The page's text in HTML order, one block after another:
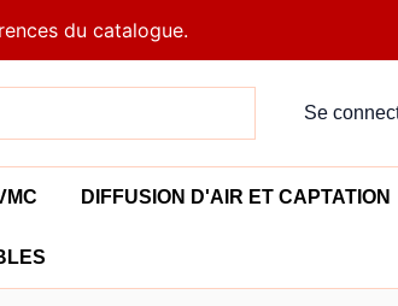
du catalogue.
Se
DIFFUSION D'AIR ET CAPTATION